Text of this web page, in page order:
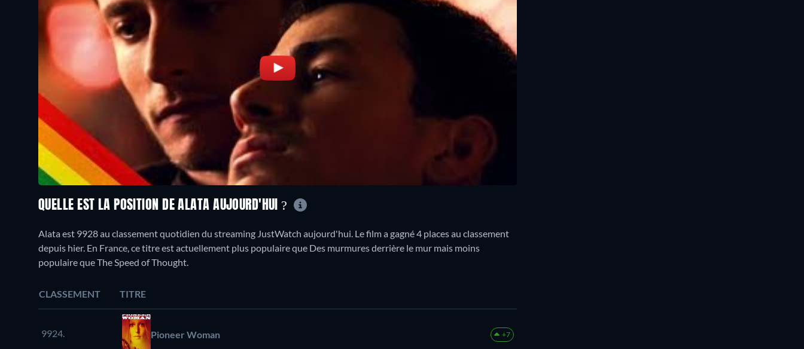
QUELLE EST LA POSITION DE ALATA AUJOURD'HUI ?
Alata est 9928 au classement quotidien du streaming JustWatch aujourd'hui. Le film a gagné 4 places au classement
depuis hier. En France, ce titre est actuellement plus populaire que Des murmures derrière le mur mais moins
populaire que The Speed of Thought.
CLASSEMENT TITRE
9924. Pioneer Woman +7